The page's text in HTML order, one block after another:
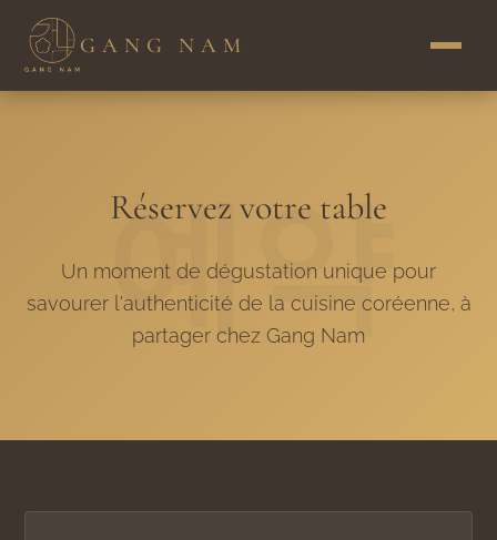
GANG NAM
Réservez votre table
Un moment de dégustation unique pour
savourer l'authenticité de la cuisine coréenne, à
partager chez Gang Nam